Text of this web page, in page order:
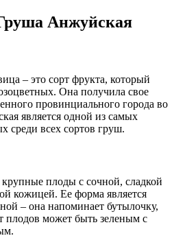
Анжуйская
– это сорт фрукта, который
Она получила свое
провинциального города во
является одной из самых
среди всех сортов груш.
плоды с сочной, сладкой
кожицей. Ее форма является
– она напоминает бутылочку,
может быть зеленым с